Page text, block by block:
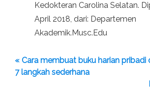
Kedokteran Carolina Selatan.
April 2018, dari: Departemen
Akademik.Musc.Edu
« Cara membuat buku harian pribadi
7 langkah sederhana